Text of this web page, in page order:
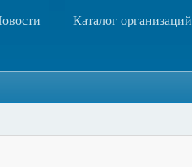
Каталог организаций